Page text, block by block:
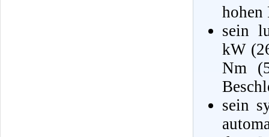
hohen
sein
kW
Nm
sein